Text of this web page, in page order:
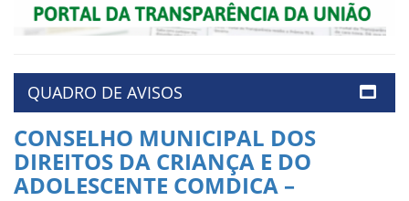
QUADRO DE AVISOS
CONSELHO MUNICIPAL DOS
DIREITOS DA CRIANÇA E DO
ADOLESCENTE COMDICA –